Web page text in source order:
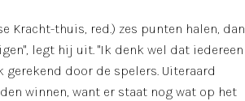
Kracht-thuis, red.) zes punten halen, dan
legt hij uit. "Ik denk wel dat iedereen
door de spelers. Uiteraard
winnen, want er staat nog wat op het